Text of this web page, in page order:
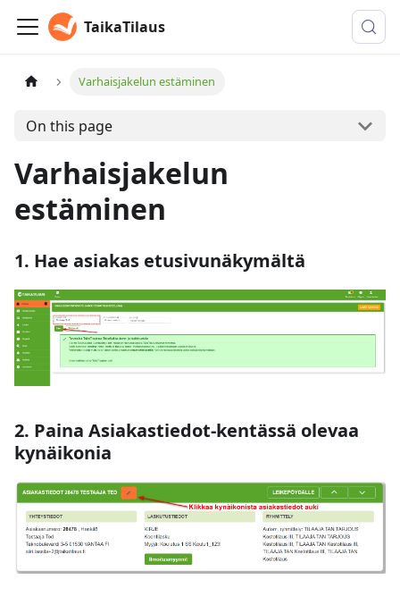
TaikaTilaus
Varhaisjakelun estäminen
On this page
Varhaisjakelun
estäminen
1. Hae asiakas etusivunäkymältä
2. Paina Asiakastiedot-kentässä olevaa
kynäikonia